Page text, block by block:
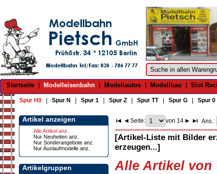
Startseite Modelleisenbahn Modellautos Modellbau Slot
Spur H0 Spur N Spur 1 Spur Z Spur TT| Spur G Spur 0
Artikel anzeigen
Alle Artikel anz.
Nur Neuheiten anz.
Nur Sonderangebote anz.
Nur Auslaufmodelle anz.
Artikelgruppen
Seite: von 14 Ans.:
[Artikel-Liste mit Bilder
erzeugen...]
Alle Artikel von